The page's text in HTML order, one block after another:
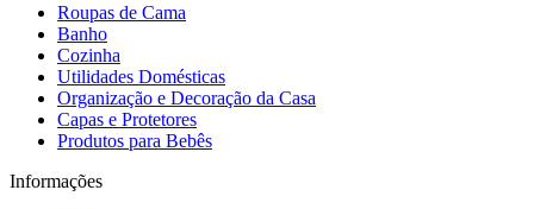
Roupas de Cama
Banho
Cozinha
Utilidades Domésticas
Organização e Decoração da Casa
Capas e Protetores
Produtos para Bebês
Informações